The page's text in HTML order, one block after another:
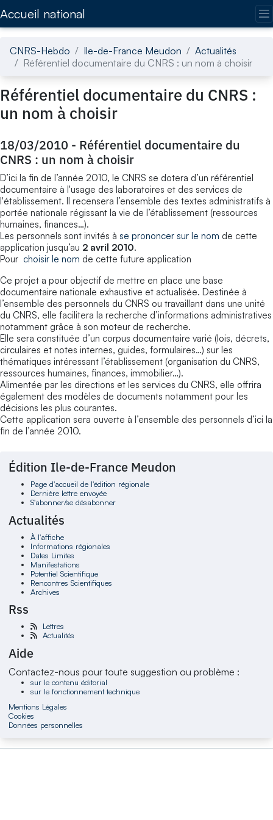
Accueil national
CNRS-Hebdo Ile-de-France Meudon
Actualités
Référentiel documentaire du CNRS : un nom à choisir
Référentiel documentaire du CNRS :
un nom à choisir
18/03/2010 - Référentiel documentaire du
CNRS : un nom à choisir
D’ici la fin de l’année 2010, le CNRS se dotera d’un référentiel
documentaire à l'usage des laboratoires et des services de
l'établissement. Il recensera l’ensemble des textes administratifs à
portée nationale régissant la vie de l’établissement (ressources
humaines, finances…).
Les personnels sont invités à se prononcer sur le nom de cette
application jusqu’au 2 avril 2010.
Pour choisir le nom de cette future application
Ce projet a pour objectif de mettre en place une base
documentaire nationale exhaustive et actualisée. Destinée à
l’ensemble des personnels du CNRS ou travaillant dans une unité
du CNRS, elle facilitera la recherche d’informations administratives
notamment grâce à son moteur de recherche.
Elle sera constituée d’un corpus documentaire varié (lois, décrets,
circulaires et notes internes, guides, formulaires…) sur les
thématiques intéressant l’établissement (organisation du CNRS,
ressources humaines, finances, immobilier…).
Alimentée par les directions et les services du CNRS, elle offrira
également des modèles de documents notamment pour les
décisions les plus courantes.
Cette application sera ouverte à l’ensemble des personnels d’ici la
fin de l’année 2010.
Édition Ile-de-France Meudon
Page d'accueil de l'édition régionale
Dernière lettre envoyée
S'abonner/se désabonner
Actualités
À l'affiche
Informations régionales
Dates Limites
Manifestations
Potentiel Scientifique
Rencontres Scientifiques
Archives
Rss
Lettres
Actualités
Aide
Contactez-nous pour toute suggestion ou problème :
sur le contenu éditorial
sur le fonctionnement technique
Mentions Légales
Cookies
Données personnelles